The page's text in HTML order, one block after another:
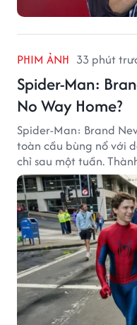
PHIM ẢNH 33 phút
Spider-Man:
No Way Home?
Spider-Man: Brand
toàn cầu bùng nổ với
chỉ sau một tuần.
đặt câu hỏi liệu bộ
phá kỷ lục mà No